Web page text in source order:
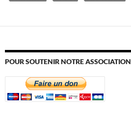
POUR SOUTENIR NOTRE ASSOCIATION